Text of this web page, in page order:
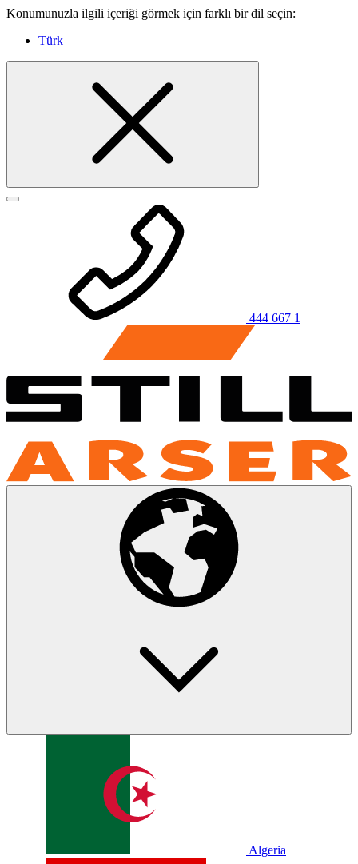
Konumunuzla ilgili içeriği görmek için farklı bir dil seçin:
Türk
444 667 1
Algeria